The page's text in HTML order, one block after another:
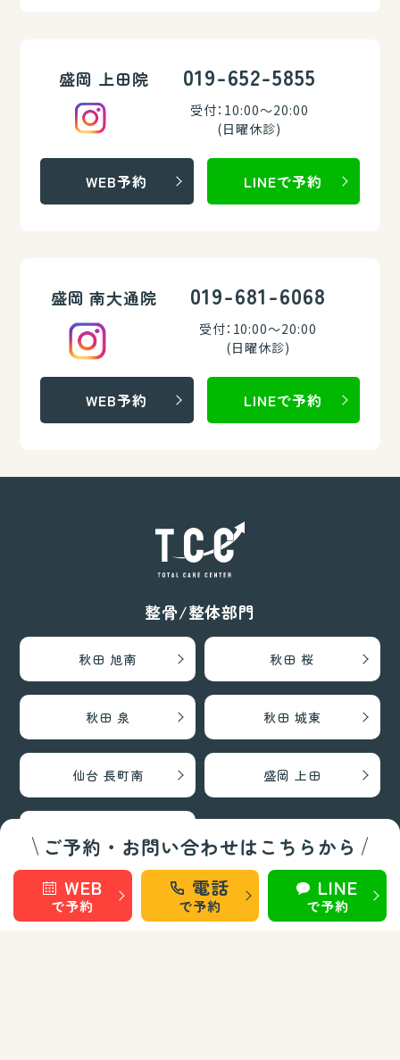
ご予約・お問い合わせはこちらから
WEB
で予約
電話
で予約
LINE
で予約
盛岡 上田院 019-652-5855
受付：10:00～20:00
(日曜休診)
WEB予約 LINEで予約
盛岡 南大通院 019-681-6068
受付：10:00～20:00
(日曜休診)
WEB予約 LINEで予約
整骨/整体部門
秋田 旭南 秋田 桜
秋田 泉 秋田 城東
仙台 長町南 盛岡 上田
巻き爪矯正・フットケア部門